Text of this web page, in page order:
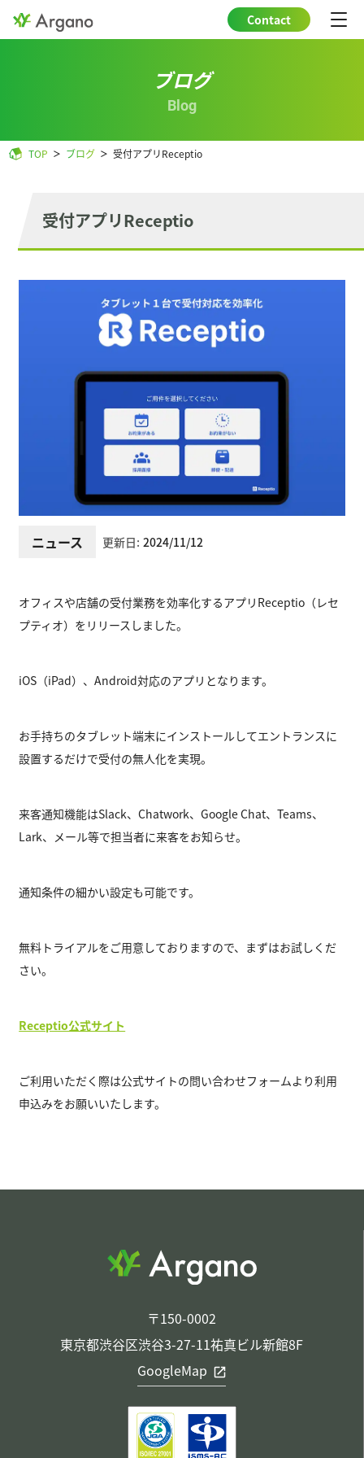
Contact
ブログ
Blog
TOP ブログ 受付アプリReceptio
受付アプリReceptio
ニュース 更新日: 2024/11/12
オフィスや店舗の受付業務を効率化するアプリReceptio（レセ
プティオ）をリリースしました。
iOS（iPad）、Android対応のアプリとなります。
お手持ちのタブレット端末にインストールしてエントランスに
設置するだけで受付の無人化を実現。
来客通知機能はSlack、Chatwork、Google Chat、Teams、
Lark、メール等で担当者に来客をお知らせ。
通知条件の細かい設定も可能です。
無料トライアルをご用意しておりますので、まずはお試しくだ
さい。
Receptio公式サイト
ご利用いただく際は公式サイトの問い合わせフォームより利用
申込みをお願いいたします。
〒150-0002
東京都渋谷区渋谷3-27-11祐真ビル新館8F
GoogleMap